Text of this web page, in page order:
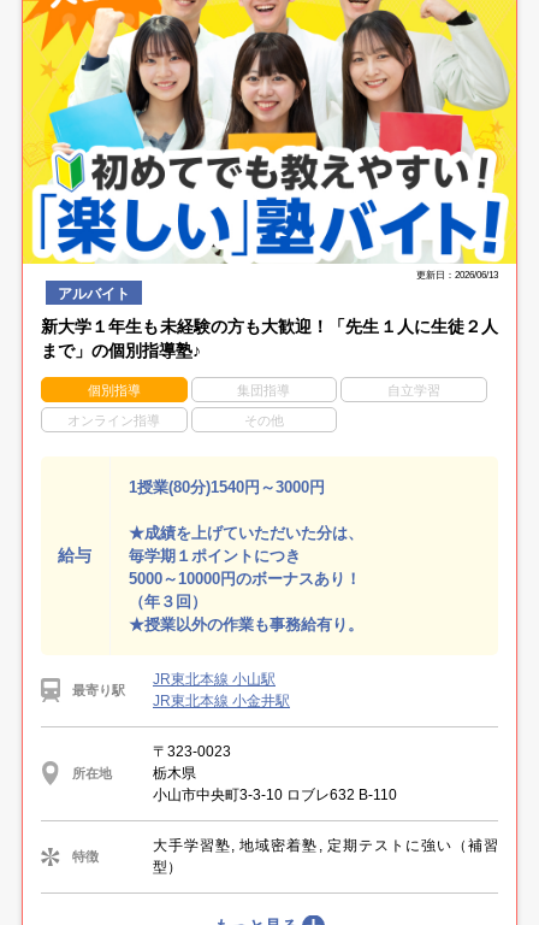
更新日：2026/06/13
アルバイト
新大学１年生も未経験の方も大歓迎！「先生１人に生徒２人
まで」の個別指導塾♪
個別指導 集団指導 自立学習
オンライン指導 その他
給与
1授業(80分)1540円～3000円
★成績を上げていただいた分は、
毎学期１ポイントにつき
5000～10000円のボーナスあり！
（年３回）
★授業以外の作業も事務給有り。
最寄り駅
JR東北本線 小山駅
JR東北本線 小金井駅
所在地
〒323-0023
栃木県
小山市中央町3-3-10 ロブレ632 B-110
特徴
大手学習塾, 地域密着塾, 定期テストに強い（補習
型）